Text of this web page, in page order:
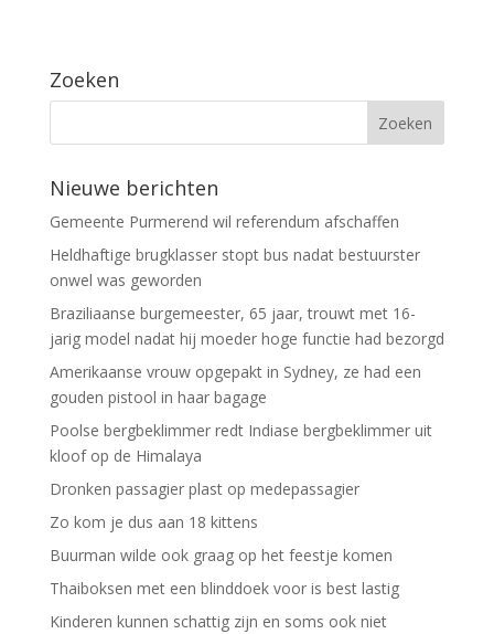
Zoeken
Nieuwe berichten
Gemeente Purmerend wil referendum afschaffen
Heldhaftige brugklasser stopt bus nadat bestuurster
onwel was geworden
Braziliaanse burgemeester, 65 jaar, trouwt met 16-
jarig model nadat hij moeder hoge functie had bezorgd
Amerikaanse vrouw opgepakt in Sydney, ze had een
gouden pistool in haar bagage
Poolse bergbeklimmer redt Indiase bergbeklimmer uit
kloof op de Himalaya
Dronken passagier plast op medepassagier
Zo kom je dus aan 18 kittens
Buurman wilde ook graag op het feestje komen
Thaiboksen met een blinddoek voor is best lastig
Kinderen kunnen schattig zijn en soms ook niet